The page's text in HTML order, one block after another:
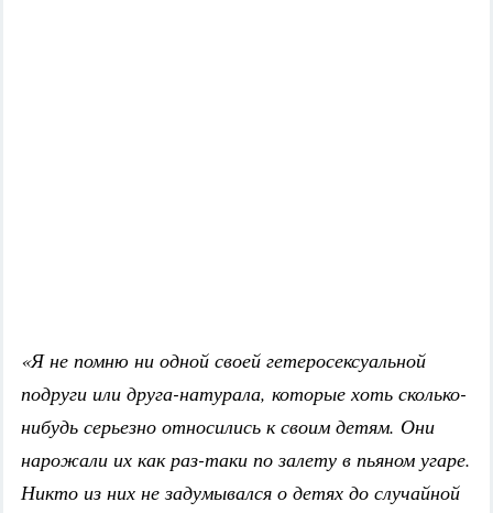
«Я не помню ни одной своей гетеросексуальной
подруги или друга-натурала, которые хоть сколько-
нибудь серьезно относились к своим детям. Они
нарожали их как раз-таки по залету в пьяном угаре.
Никто из них не задумывался о детях до случайной